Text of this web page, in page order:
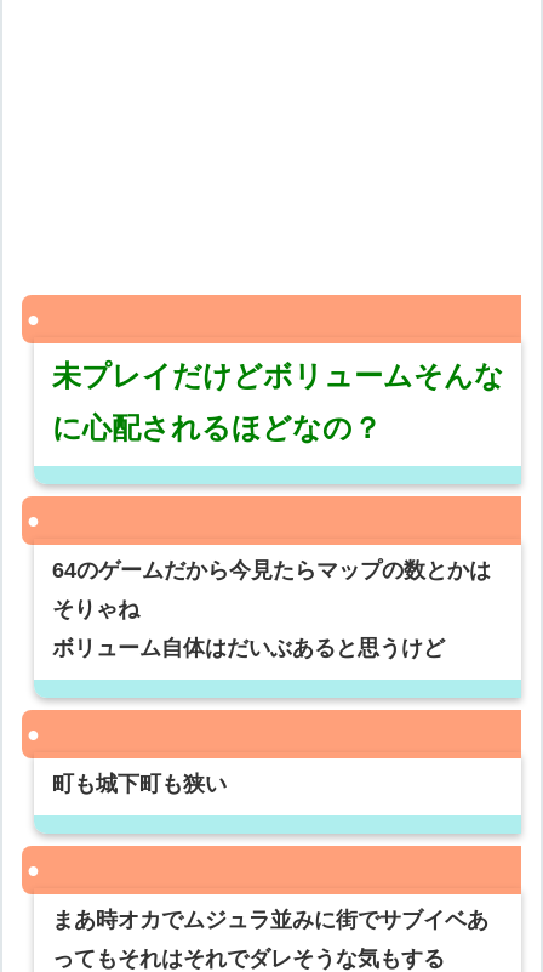
未プレイだけどボリュームそんな
に心配されるほどなの？
64のゲームだから今見たらマップの数とかは
そりゃね
ボリューム自体はだいぶあると思うけど
町も城下町も狭い
まあ時オカでムジュラ並みに街でサブイベあ
ってもそれはそれでダレそうな気もする